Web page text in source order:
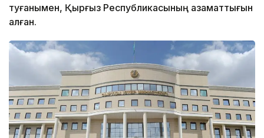
туғанымен, Қырғыз Республикасының азаматтығын
алған.